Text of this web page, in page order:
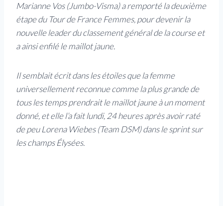
Marianne Vos (Jumbo-Visma) a remporté la deuxième
étape du Tour de France Femmes, pour devenir la
nouvelle leader du classement général de la course et
a ainsi enfilé le maillot jaune.
Il semblait écrit dans les étoiles que la femme
universellement reconnue comme la plus grande de
tous les temps prendrait le maillot jaune à un moment
donné, et elle l’a fait lundi, 24 heures après avoir raté
de peu Lorena Wiebes (Team DSM) dans le sprint sur
les champs Élysées.